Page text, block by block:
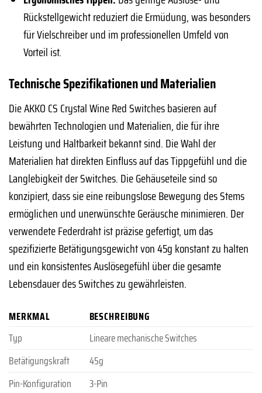
Rückstellgewicht reduziert die Ermüdung, was besonders
für Vielschreiber und im professionellen Umfeld von
Vorteil ist.
Technische Spezifikationen und Materialien
Die AKKO CS Crystal Wine Red Switches basieren auf
bewährten Technologien und Materialien, die für ihre
Leistung und Haltbarkeit bekannt sind. Die Wahl der
Materialien hat direkten Einfluss auf das Tippgefühl und die
Langlebigkeit der Switches. Die Gehäuseteile sind so
konzipiert, dass sie eine reibungslose Bewegung des Stems
ermöglichen und unerwünschte Geräusche minimieren. Der
verwendete Federdraht ist präzise gefertigt, um das
spezifizierte Betätigungsgewicht von 45g konstant zu halten
und ein konsistentes Auslösegefühl über die gesamte
Lebensdauer des Switches zu gewährleisten.
MERKMAL
BESCHREIBUNG
Typ
Lineare mechanische Switches
Betätigungskraft
45g
Pin-Konfiguration
3-Pin